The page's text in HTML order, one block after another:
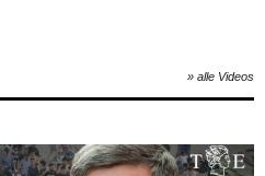
» alle Videos